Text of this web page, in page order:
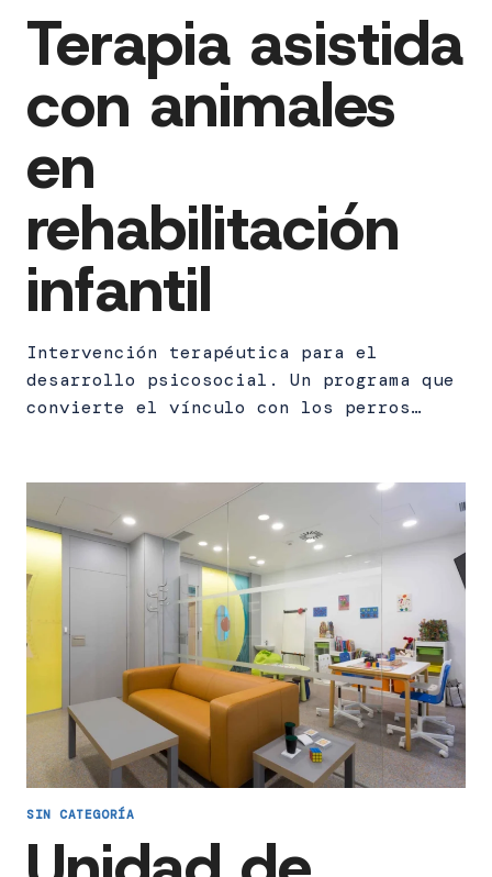
Terapia asistida
con animales
en
rehabilitación
infantil
Intervención terapéutica para el
desarrollo psicosocial. Un programa que
convierte el vínculo con los perros…
SIN CATEGORÍA